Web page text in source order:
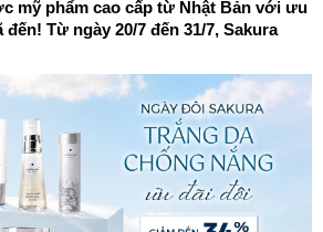
mỹ phẩm cao cấp từ Nhật Bản với ưu
Từ ngày 20/7 đến 31/7, Sakura